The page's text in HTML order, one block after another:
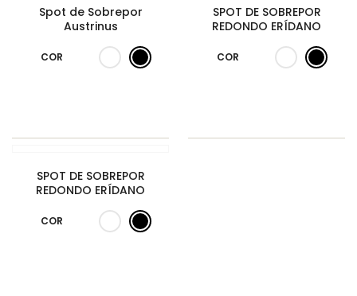
Spot de Sobrepor
Austrinus
COR
SPOT DE SOBREPOR
REDONDO ERÍDANO
COR
SPOT DE SOBREPOR
REDONDO ERÍDANO
COR